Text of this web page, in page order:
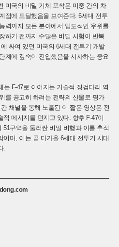
미국의 비밀 기체 포착은 미중 간의 차
점에 도달했음을 보여준다. 6세대 전투
력까지 모든 분야에서 압도적인 우위를
하기 전까지 수많은 비밀 시험이 반복
싸여 있던 미국의 6세대 전투기 개발
계에 깊숙이 진입했음을 시사하는 중요
는 F-47로 이어지는 기술적 징검다리 역
를 공고히 하려는 전략의 산물로 평가
채널을 통해 노출된 이 짧은 영상은 전
메시지를 던지고 있다. 향후 F-47이
구역을 둘러싼 비밀 비행과 이를 추적
며, 이는 곧 다가올 6세대 전투기 시대
.